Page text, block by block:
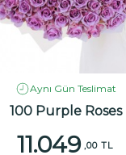
Aynı Gün Teslimat
100 Purple Roses
11.049 ,00 TL